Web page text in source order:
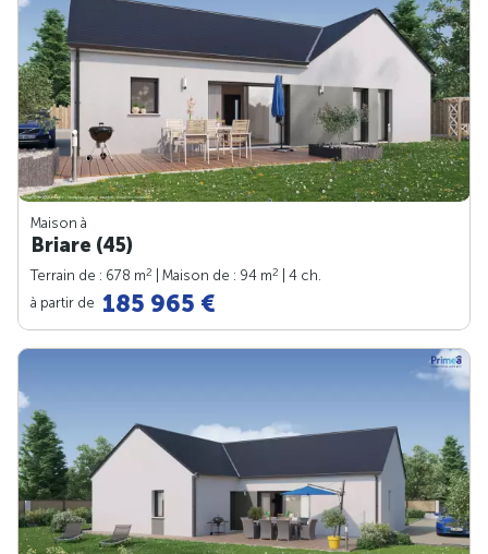
Maison à
Briare (45)
Terrain de : 678 m2 | Maison de : 94 m2
| 4 ch.
à partir de 185 965 €